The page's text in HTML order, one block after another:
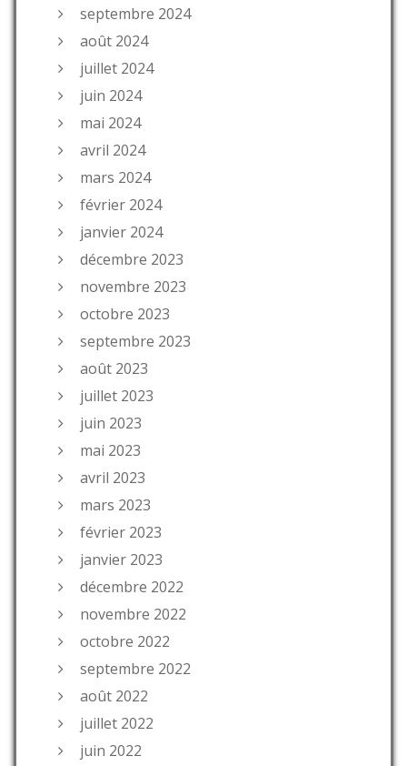
septembre 2024
août 2024
juillet 2024
juin 2024
mai 2024
avril 2024
mars 2024
février 2024
janvier 2024
décembre 2023
novembre 2023
octobre 2023
septembre 2023
août 2023
juillet 2023
juin 2023
mai 2023
avril 2023
mars 2023
février 2023
janvier 2023
décembre 2022
novembre 2022
octobre 2022
septembre 2022
août 2022
juillet 2022
juin 2022